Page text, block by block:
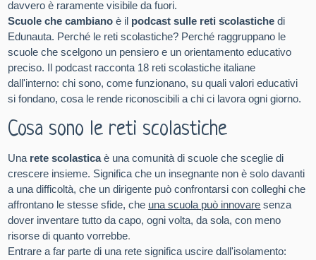
davvero è raramente visibile da fuori.
Scuole che cambiano è il podcast sulle reti scolastiche di
Edunauta. Perché le reti scolastiche? Perché raggruppano le
scuole che scelgono un pensiero e un orientamento educativo
preciso. Il podcast racconta 18 reti scolastiche italiane
dall'interno: chi sono, come funzionano, su quali valori educativi
si fondano, cosa le rende riconoscibili a chi ci lavora ogni giorno.
Cosa sono le reti scolastiche
Una rete scolasticaè una comunità di scuole che sceglie di
crescere insieme. Significa che un insegnante non è solo davanti
a una difficoltà, che un dirigente può confrontarsi con colleghi che
affrontano le stesse sfide, che una scuola può innovare senza
dover inventare tutto da capo, ogni volta, da sola, con meno
risorse di quanto vorrebbe.
Entrare a far parte di una rete significa uscire dall'isolamento: